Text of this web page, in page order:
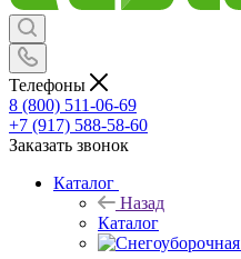
Телефоны
8 (800) 511-06-69
+7 (917) 588-58-60
Заказать звонок
Каталог
Назад
Каталог